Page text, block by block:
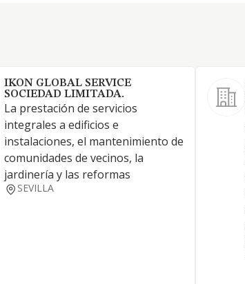
IKON GLOBAL SERVICE
SOCIEDAD LIMITADA.
La prestación de servicios
integrales a edificios e
instalaciones, el mantenimiento de
comunidades de vecinos, la
jardinería y las reformas
SEVILLA